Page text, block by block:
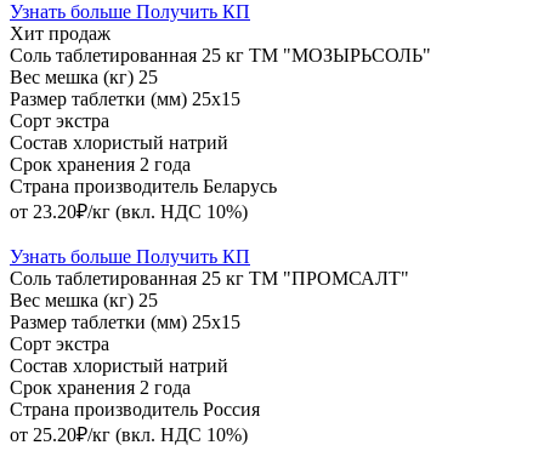
Узнать больше Получить КП
Хит продаж
Соль таблетированная 25 кг ТМ "МОЗЫРЬСОЛЬ"
Вес мешка (кг) 25
Размер таблетки (мм) 25х15
Сорт экстра
Состав хлористый натрий
Срок хранения 2 года
Страна производитель Беларусь
от 23.20₽/кг (вкл. НДС 10%)
Узнать больше Получить КП
Соль таблетированная 25 кг ТМ "ПРОМСАЛТ"
Вес мешка (кг) 25
Размер таблетки (мм) 25х15
Сорт экстра
Состав хлористый натрий
Срок хранения 2 года
Страна производитель Россия
от 25.20₽/кг (вкл. НДС 10%)